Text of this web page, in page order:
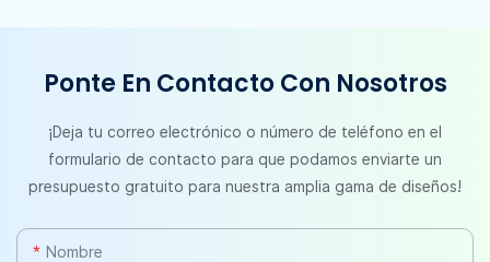
Ponte En Contacto Con Nosotros
¡Deja tu correo electrónico o número de teléfono en el
formulario de contacto para que podamos enviarte un
presupuesto gratuito para nuestra amplia gama de diseños!
Nombre